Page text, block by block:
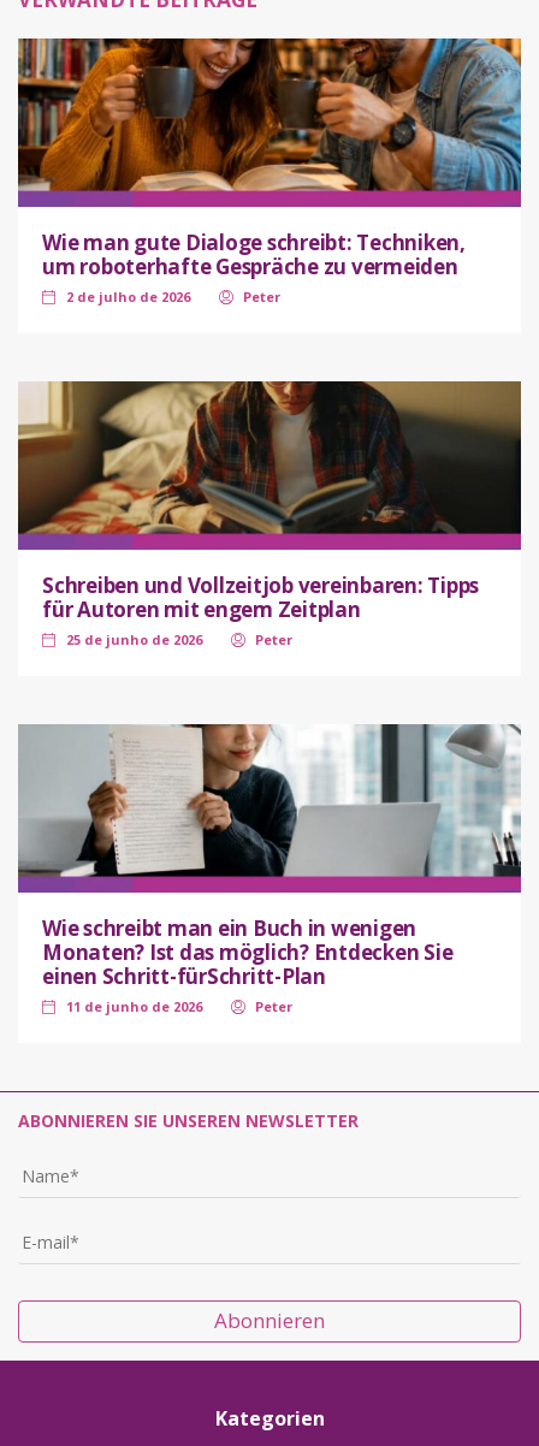
Wie man gute Dialoge schreibt: Techniken,
um roboterhafte Gespräche zu vermeiden
2 de julho de 2026 Peter
Schreiben und Vollzeitjob vereinbaren: Tipps
für Autoren mit engem Zeitplan
25 de junho de 2026 Peter
Wie schreibt man ein Buch in wenigen
Monaten? Ist das möglich? Entdecken Sie
einen Schritt-fürSchritt-Plan
11 de junho de 2026 Peter
ABONNIEREN SIE UNSEREN NEWSLETTER
Abonnieren
Kategorien